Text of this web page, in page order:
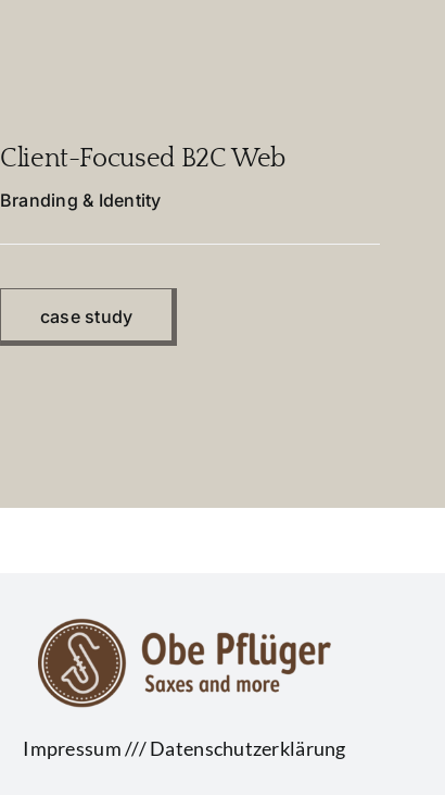
Client-Focused B2C Web
Branding & Identity
case study
Impressum///Datenschutzerklärung